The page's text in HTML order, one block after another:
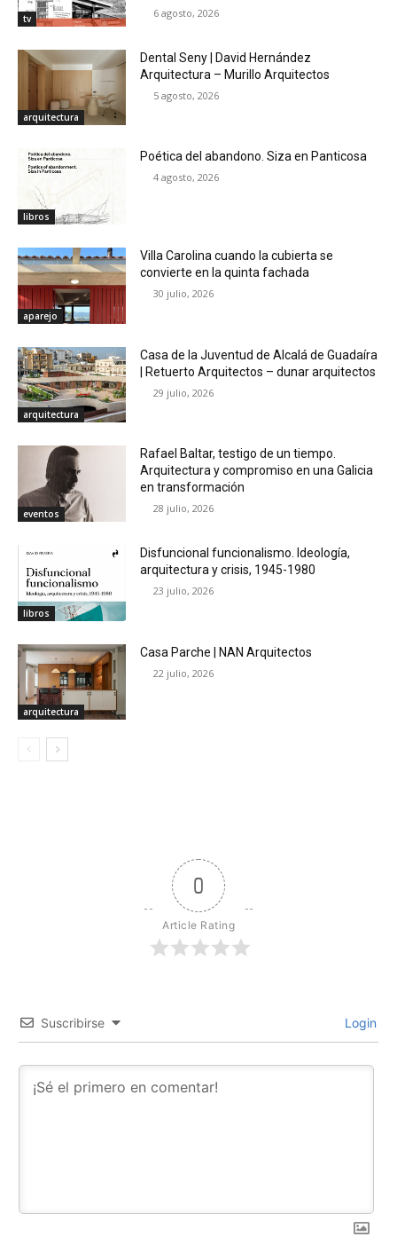
tv 6 agosto, 2026
arquitectura
Dental Seny | David Hernández
Arquitectura – Murillo Arquitectos
5 agosto, 2026
libros
Poética del abandono. Siza en Panticosa
4 agosto, 2026
aparejo
Villa Carolina cuando la cubierta se
convierte en la quinta fachada
30 julio, 2026
arquitectura
Casa de la Juventud de Alcalá de Guadaíra
| Retuerto Arquitectos – dunar arquitectos
29 julio, 2026
eventos
Rafael Baltar, testigo de un tiempo.
Arquitectura y compromiso en una Galicia
en transformación
28 julio, 2026
libros
Disfuncional funcionalismo. Ideología,
arquitectura y crisis, 1945-1980
23 julio, 2026
arquitectura
Casa Parche | NAN Arquitectos
22 julio, 2026
0
Article Rating
Suscribirse Login